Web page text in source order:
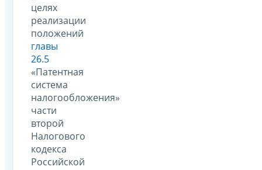
целях
реализации
положений
главы
26.5
«Патентная
система
налогообложения»
части
второй
Налогового
кодекса
Российской